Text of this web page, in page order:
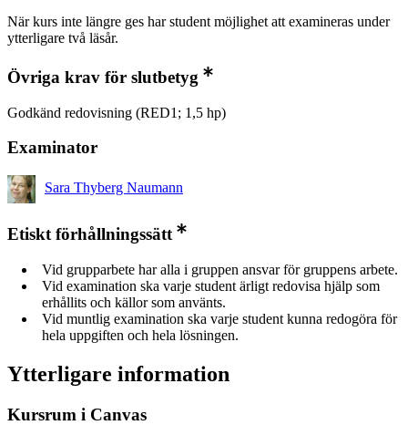
När kurs inte längre ges har student möjlighet att examineras under
ytterligare två läsår.
Övriga krav för slutbetyg
Godkänd redovisning (RED1; 1,5 hp)
Examinator
Sara Thyberg Naumann
Etiskt förhållningssätt
Vid grupparbete har alla i gruppen ansvar för gruppens arbete.
Vid examination ska varje student ärligt redovisa hjälp som
erhållits och källor som använts.
Vid muntlig examination ska varje student kunna redogöra för
hela uppgiften och hela lösningen.
Ytterligare information
Kursrum i Canvas